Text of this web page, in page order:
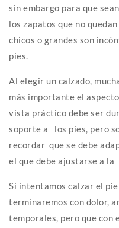
sin embargo para que
los zapatos que no
chicos o grandes son
pies.
Al elegir un calzado,
más importante el
vista práctico debe ser
soporte a los pies, pero
recordar que se debe
el que debe ajustarse a la
Si intentamos calzar el
terminaremos con dolor,
temporales, pero que con